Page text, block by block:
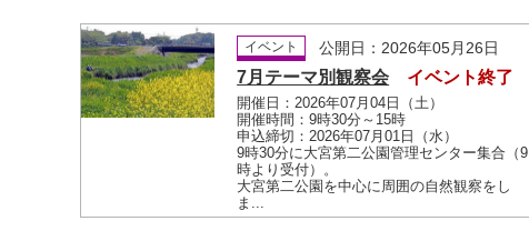
イベント 公開日：2026年05月26日
7月テーマ別観察会 イベント終了
開催日：2026年07月04日（土）
開催時間：9時30分～15時
申込締切：2026年07月01日（水）
9時30分に大宮第二公園管理センター集合（9
時より受付）。
大宮第二公園を中心に周囲の自然観察をし
ま...